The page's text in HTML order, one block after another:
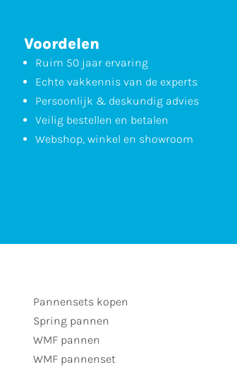
Voordelen
Ruim 50 jaar ervaring
Echte vakkennis van de experts
Persoonlijk & deskundig advies
Veilig bestellen en betalen
Webshop, winkel en showroom
Pannensets kopen
Spring pannen
WMF pannen
WMF pannenset